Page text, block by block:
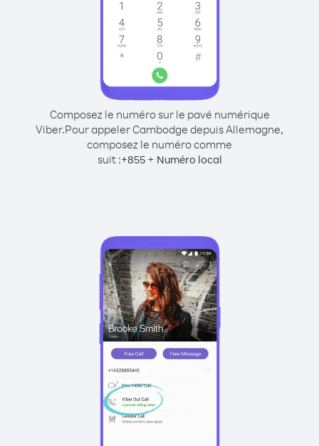
Composez le numéro sur le pavé numérique
Viber.Pour appeler Cambodge depuis Allemagne,
composez le numéro comme
suit :+855+ Numéro local